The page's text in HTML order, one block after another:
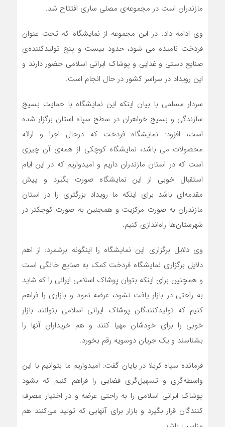
مازندران است در مجموعه‌ی مصلی ساری افتتاح شد.
وی ادامه داد: در این مجموعه از نمایشگاه که تحت عنوان
فردخت نامیده می شود، حدود بیست و پنج تولیدکننده‌ی
صنایع دستی و غذایی و پوشاک ایرانی اسلامی حضور دارند و
این رویداد در سراسر کشور در حال انجام است.
سردار مسلمی با بیان اینکه این نمایشگاه با حمایت بسیج
سازندگی و بسیج خواهران در سطح سپاه استان برگزار شده
است، افزود: نمایشگاه فردخت که درحال اجرا و ارائه
محصولات می باشد، نمایشگاه کوچکی از همه‌ی آن چیزی
است که در استان مازندران داریم و امیدواریم که در این ایام
استقبال خوبی از این نمایشگاه صورت بگیرد و پیش
مقدمه‌ای باشد برای اینکه ما رویداد بزرگتری را در استان
مازندران به صورت مرکزیت و همچنین به صورت کوچکتر در
شهرستان‌ها راه‌اندازی کنیم.
وی دلایل برگزاری این نمایشگاه را اینگونه برشمرد: از اهم
دلایل برگزاری نمایشگاه فردخت کمک به صنایع خانگی است
و همچنین برای اینکه بتوان پوشاک اسلامی ایرانی را که شاید
به راحتی در بازار یافت نشود، عرضه نمود و بازاری را فراهم
کنیم که تولیدکنندگان پوشاک ایرانی اسلامی بتوانند بازار
خوبی را برای خودشان مهیا کنند و هم خریداران آنها را
بشناسند و یک جریان دوسویه رقم بخورد.
فرمانده سپاه کربلا در پایان گفت: امیدواریم ما بتوانیم با این
واسطه‌گری و تسهیل‌گری فضایی را فراهم کنیم که بشود
پوشاک ایرانی اسلامی را به راحتی عرضه و در اختیار مصرف
کنندگان قرار بگیرد و بازار برای آنهایی که تولید می‌کنند هم